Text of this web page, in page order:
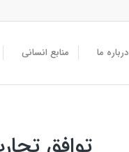
درباره ما منابع انسانی